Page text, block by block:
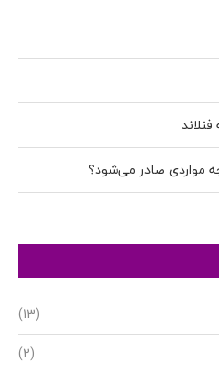
مواردی صادر می‌شود؟
(13)
(2)